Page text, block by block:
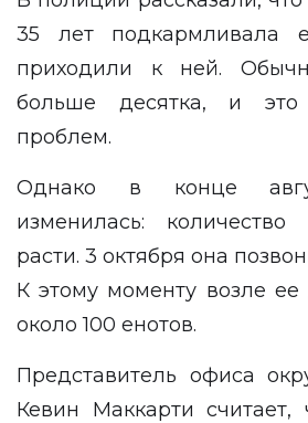
35 лет подкармливала
приходили к ней.
больше десятка, и это
проблем.
Однако в конце
изменилась:
расти. 3 октября она
К этому моменту возле
около 100 енотов.
Представитель офиса
Кевин Маккарти